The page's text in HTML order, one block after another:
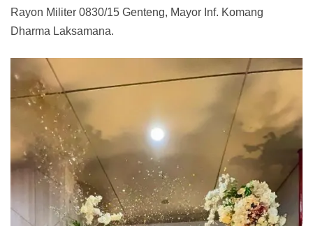
Rayon Militer 0830/15 Genteng, Mayor Inf. Komang
Dharma Laksamana.